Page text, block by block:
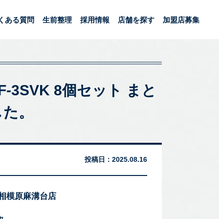
ある質問 生前整理 採用情報 店舗を探す 加盟店募集
3SVK 8個セット まと
。
投稿日： 2025.08.16
模原麻溝台店